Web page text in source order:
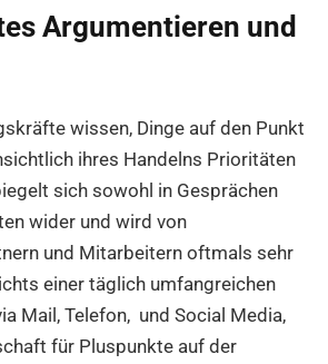
Argumentieren und
wissen, Dinge auf den Punkt
ihres Handelns Prioritäten
sich sowohl in Gesprächen
wider und wird von
und Mitarbeitern oftmals sehr
einer täglich umfangreichen
Mail, Telefon, und Social Media,
für Pluspunkte auf der